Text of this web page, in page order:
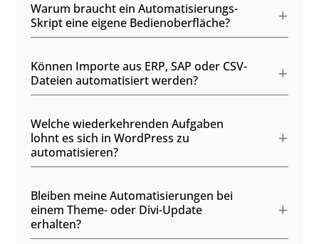
Warum braucht ein Automatisierungs-
Skript eine eigene Bedienoberfläche?
Können Importe aus ERP, SAP oder CSV-
Dateien automatisiert werden?
Welche wiederkehrenden Aufgaben
lohnt es sich in WordPress zu
automatisieren?
Bleiben meine Automatisierungen bei
einem Theme- oder Divi-Update
erhalten?